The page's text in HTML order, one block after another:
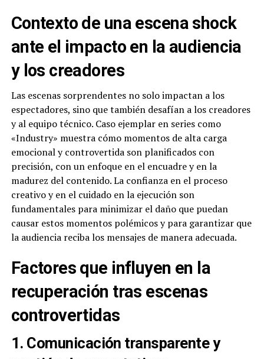
Contexto de una escena shock
ante el impacto en la audiencia
y los creadores
Las escenas sorprendentes no solo impactan a los
espectadores, sino que también desafían a los creadores
y al equipo técnico. Caso ejemplar en series como
«Industry» muestra cómo momentos de alta carga
emocional y controvertida son planificados con
precisión, con un enfoque en el encuadre y en la
madurez del contenido. La confianza en el proceso
creativo y en el cuidado en la ejecución son
fundamentales para minimizar el daño que puedan
causar estos momentos polémicos y para garantizar que
la audiencia reciba los mensajes de manera adecuada.
Factores que influyen en la
recuperación tras escenas
controvertidas
1. Comunicación transparente y